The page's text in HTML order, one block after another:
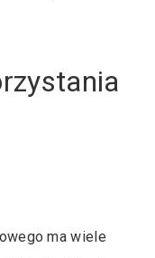
ma wiele